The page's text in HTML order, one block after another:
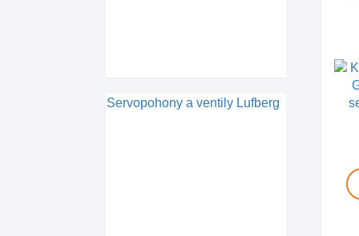
Servopohony a ventily Lufberg